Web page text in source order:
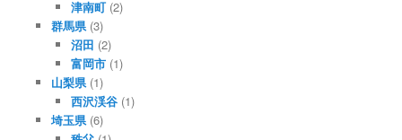
津南町 (2)
群馬県(3)
沼田 (2)
富岡市 (1)
山梨県(1)
西沢渓谷 (1)
埼玉県(6)